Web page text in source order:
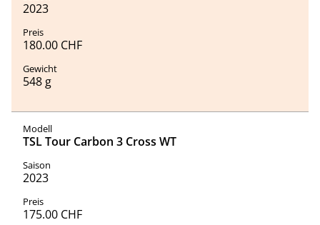
2023
180.00 CHF
548 g
TSL Tour Carbon 3 Cross WT
2023
175.00 CHF